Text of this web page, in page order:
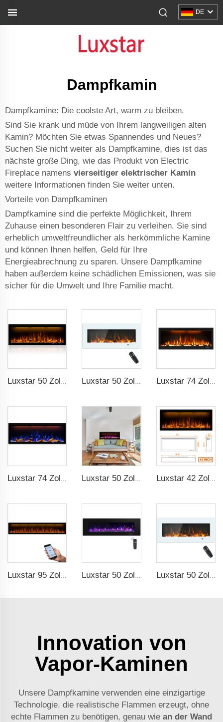
DE
Dampfkamin
Dampfkamine: Die coolste Art, warm zu bleiben.
Sind Sie krank und müde von Ihrem langweiligen alten
Kamin? Möchten Sie etwas Spannendes und Neues?
Suchen Sie nicht weiter als Dampfkamine, dies ist das
nächste große Ding, wie das Produkt von Electric
Fireplace namens vierseitiger elektrischer Kamin
weitere Informationen finden Sie weiter unten.
Vorteile von Dampfkaminen
Dampfkamine sind die perfekte Möglichkeit, Ihrem
Zuhause einen besonderen Flair zu verleihen. Sie sind
erheblich umweltfreundlicher als herkömmliche Kamine
und können Ihnen helfen, Geld für Ihre
Energieabrechnung zu sparen. Unsere Dampfkamine
haben außerdem keine schädlichen Emissionen, was sie
sicher für die Umwelt und Ihre Familie macht.
Luxstar 50 Zoll dekorative Kamine mit LCD-Smart-Fernbedienung Luxstar 50 Zoll Weiß Breitbild Elektrische Heizkörper mit LED-Technologie Luxstar 74 Zoll hochwertige 3D Raucheffekt-Kamineinheit für Innenräume
Luxstar 95 Zoll Intelligenter Kunstkamin mit Überhitzungsschutz, Elektrische Kaminsimulatoren mit Heizung Luxstar 50 Zoll Hohe Qualität Elektrischer Kaminofen Heizung Wandmontage Heizungen Nicht für Einbau Holzscheite Kristall Dekorativer Kamin Luxstar 50 Zoll Weiß Elektrisches Feuerplatzheizgerät Wandmontierter Feuerplatz Nicht für Einbauten Berührungsschirm Fernbedienung Heimheizer
Innovation von
Vapor-Kaminen
Unsere Dampfkamine verwenden eine einzigartige
Technologie, die realistische Flammen erzeugt, ohne
echte Flammen zu benötigen, genau wie an der Wand